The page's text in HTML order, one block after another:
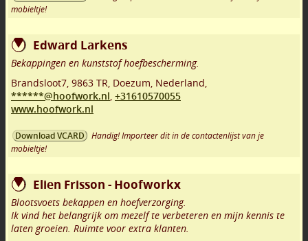
mobieltje!
Edward Larkens
Bekappingen en kunststof hoefbescherming.
Brandsloot7, 9863 TR, Doezum, Nederland,
******@hoofwork.nl, +31610570055
www.hoofwork.nl
Download VCARD
Handig! Importeer dit in de contactenlijst van je
mobieltje!
Elien Frisson - Hoofworkx
Blootsvoets bekappen en hoefverzorging.
Ik vind het belangrijk om mezelf te verbeteren en mijn kennis te
laten groeien. Ruimte voor extra klanten.